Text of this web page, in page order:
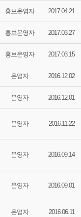
홍보운영자 2017.04.21
홍보운영자 2017.03.27
홍보운영자 2017.03.15
운영자 2016.12.02
운영자 2016.12.01
운영자 2016.11.22
운영자 2016.09.14
운영자 2016.09.01
운영자 2016.06.11